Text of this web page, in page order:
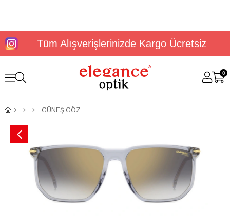
Tüm Alışverişlerinizde Kargo Ücretsiz
0
GÜNEŞ GÖZLÜĞÜ CARRERA 329/S 206727KB758FQ